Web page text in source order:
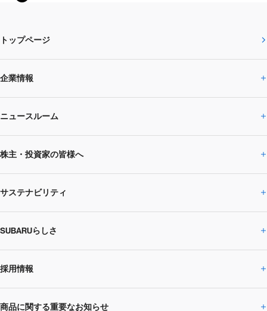
トップページ
企業情報
企業情報トップ
SUBARUのありたい姿
SUBARU 2025方針
事業所・関係会社
ニュースルーム
ニュースルームトップ
ニュースリリース
閉じる
株主・投資家の皆様へ
株主・投資家の皆様へトップ
企業・経営
IRライブラリー
サステナビリティ
サステナビリティトップ
CEOサステナビリティ
SUBARUらしさ
SUBARUらしさトップ
採用情報
採用情報トップ
商品に関する重要なお知らせ